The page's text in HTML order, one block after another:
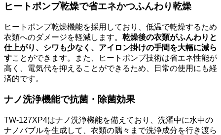
ヒートポンプ乾燥で省エネかつふんわり乾燥
ヒートポンプ乾燥機能を採用しており、低温で乾燥するため
衣類へのダメージを軽減します。 乾燥後の衣類がふんわりと
仕上がり、シワも少なく、アイロン掛けの手間を大幅に減ら
すことができます。また、ヒートポンプ技術は省エネ性能が
高く、電気代を抑えることができるため、日常の使用にも経
済的です。
ナノ洗浄機能で抗菌・除菌効果
TW-127XP4はナノ洗浄機能を備えており、洗濯中に水中の
ナノバブルを生成して、衣類の隅々まで洗浄成分を行き渡ら